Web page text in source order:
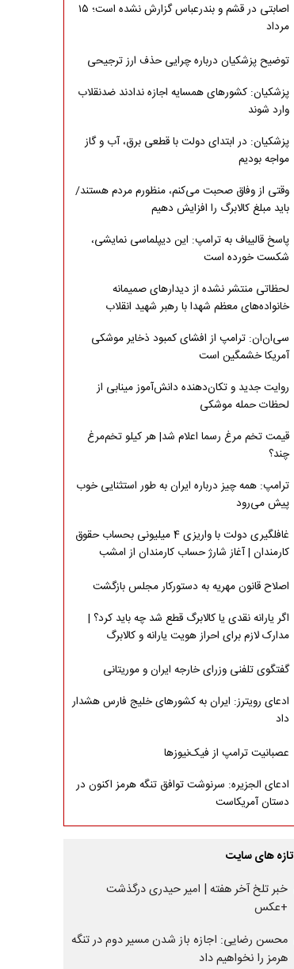
اصابتی در قشم و بندرعباس گزارش نشده است؛ ۱۵
مرداد
توضیح پزشکیان درباره چرایی حذف ارز ترجیحی
پزشکیان: کشورهای همسایه اجازه ندادند ضدنقلاب
وارد شوند
پزشکیان: در ابتدای دولت با قطعی برق، آب و گاز
مواجه بودیم
وقتی از وفاق صحبت می‌کنم، منظورم مردم هستند/
باید مبلغ کالابرگ را افزایش دهیم
پاسخ قالیباف به ترامپ: این دیپلماسی نمایشی،
شکست خورده است
لحظاتی منتشر نشده از دیدارهای صمیمانه
خانواده‌های معظم شهدا با رهبر شهید انقلاب
سی‌ان‌ان: ترامپ از افشای کمبود ذخایر موشکی
آمریکا خشمگین است
روایت جدید و تکان‌دهنده دانش‌آموز مینابی از
لحظات حمله موشکی
قیمت تخم مرغ رسما اعلام شد| هر کیلو تخم‌مرغ
چند؟
ترامپ: همه چیز درباره ایران به طور استثنایی خوب
پیش می‌رود
غافلگیری دولت با واریزی 4 میلیونی بحساب حقوق
کارمندان | آغاز شارژ حساب کارمندان از امشب
اصلاح قانون مهریه به دستورکار مجلس بازگشت
اگر یارانه نقدی یا کالابرگ قطع شد چه باید کرد؟ |
مدارک لازم برای احراز هویت یارانه و کالابرگ
گفتگوی تلفنی وزرای خارجه ایران و موریتانی
ادعای رویترز: ایران به کشورهای خلیج فارس هشدار
داد
عصبانیت ترامپ از فیک‌نیوزها
ادعای الجزیره: سرنوشت توافق تنگه هرمز اکنون در
دستان آمریکاست
تازه های سایت
خبر تلخ آخر هفته | امیر حیدری درگذشت
+عکس
محسن رضایی: اجازه باز شدن مسیر دوم در تنگه
هرمز را نخواهیم داد